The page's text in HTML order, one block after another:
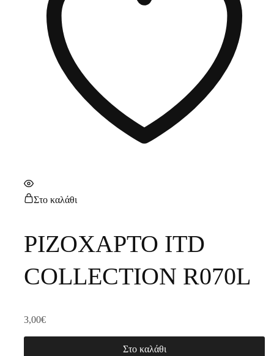
Στο καλάθι
ΡΙΖΟΧΑΡΤΟ ITD
COLLECTION R070L
3,00€
Στο καλάθι